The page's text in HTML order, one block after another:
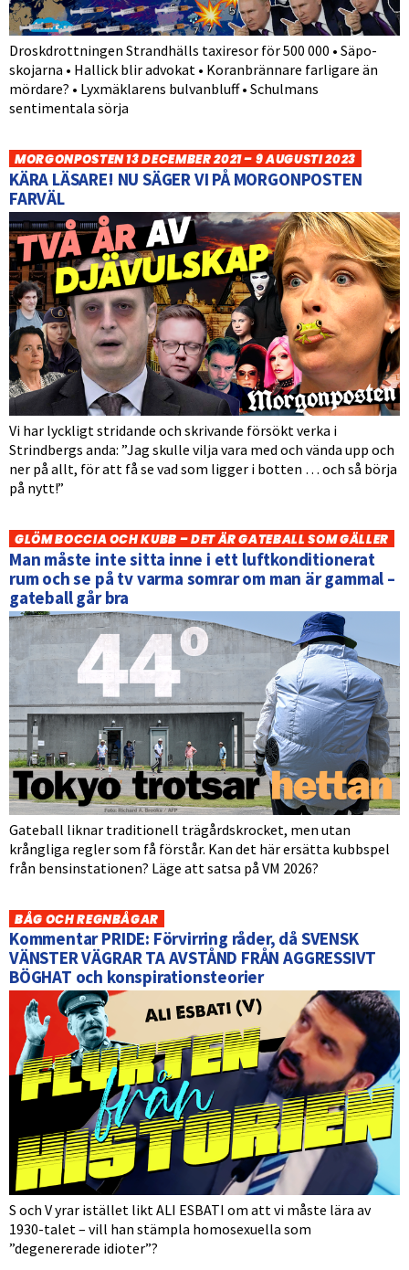
Droskdrottningen Strandhälls taxiresor för 500 000 • Säpo-
skojarna • Hallick blir advokat • Koranbrännare farligare än
mördare? • Lyxmäklarens bulvanbluff • Schulmans
sentimentala sörja
MORGONPOSTEN 13 DECEMBER 2021 – 9 AUGUSTI 2023
KÄRA LÄSARE! NU SÄGER VI PÅ MORGONPOSTEN
FARVÄL
Vi har lyckligt stridande och skrivande försökt verka i
Strindbergs anda: ”Jag skulle vilja vara med och vända upp och
ner på allt, för att få se vad som ligger i botten … och så börja
på nytt!”
GLÖM BOCCIA OCH KUBB – DET ÄR GATEBALL SOM GÄLLER
Man måste inte sitta inne i ett luftkonditionerat
rum och se på tv varma somrar om man är gammal –
gateball går bra
Gateball liknar traditionell trägårdskrocket, men utan
krångliga regler som få förstår. Kan det här ersätta kubbspel
från bensinstationen? Läge att satsa på VM 2026?
BÅG OCH REGNBÅGAR
Kommentar PRIDE: Förvirring råder, då SVENSK
VÄNSTER VÄGRAR TA AVSTÅND FRÅN AGGRESSIVT
BÖGHAT och konspirationsteorier
S och V yrar istället likt ALI ESBATI om att vi måste lära av
1930-talet – vill han stämpla homosexuella som
”degenererade idioter”?